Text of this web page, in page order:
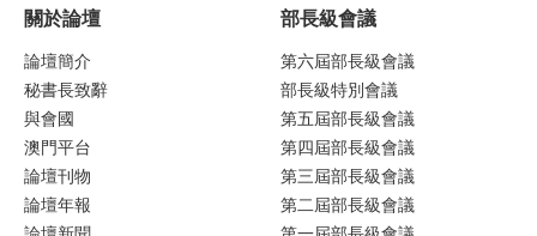
關於論壇
論壇簡介
秘書長致辭
與會國
澳門平台
論壇刊物
論壇年報
部長級會議
第六屆部長級會議
部長級特別會議
第五屆部長級會議
第四屆部長級會議
第三屆部長級會議
第二屆部長級會議